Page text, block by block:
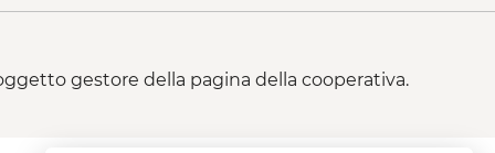
gestore della pagina della cooperativa.